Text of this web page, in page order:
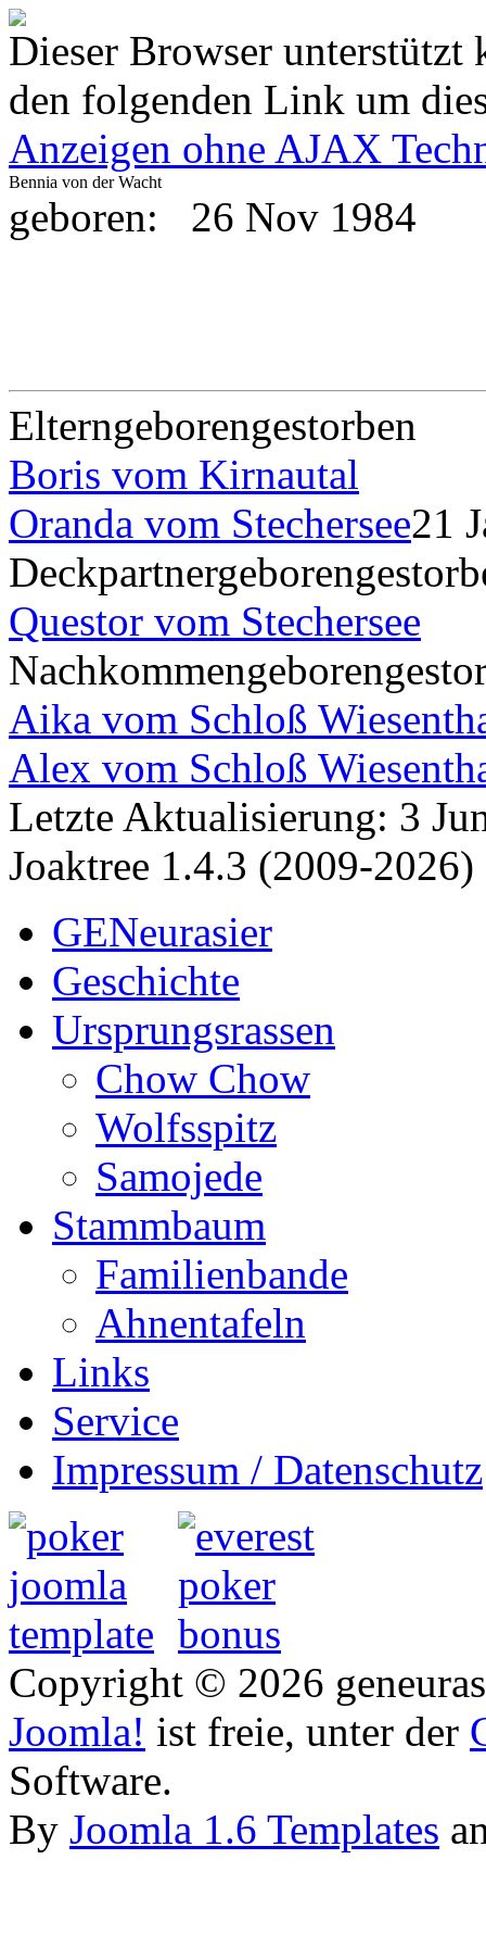
Dieser Browser
den folgenden Link um
Anzeigen ohne AJAX
Bennia von der Wacht
geboren: 26 Nov 1984
Elterngeborengestorben
Boris vom Kirnautal
Oranda vom Stechersee21
Deckpartnergeboren
Questor vom Stechersee
Nachkommengeboren
Aika vom Schloß
Alex vom Schloß
Letzte Aktualisierung: 3
Joaktree 1.4.3 (2009-2026)
GENeurasier
Geschichte
Ursprungsrassen
Chow Chow
Wolfsspitz
Samojede
Stammbaum
Familienbande
Ahnentafeln
Links
Service
Impressum / Datenschutz
Copyright © 2026
Joomla! ist freie, unter der
Software.
By Joomla 1.6 Templates